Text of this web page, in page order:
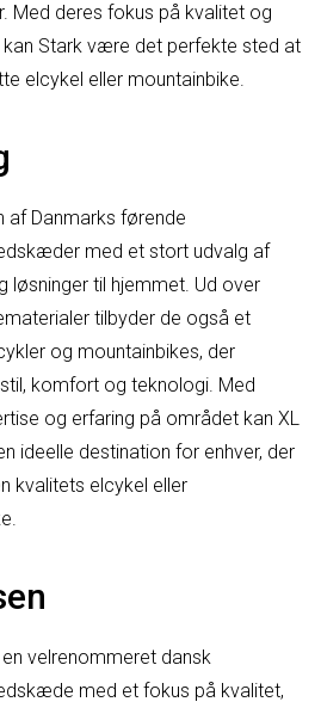
Med deres fokus på kvalitet og
kan Stark være det perfekte sted at
elcykel eller mountainbike.
af Danmarks førende
med et stort udvalg af
løsninger til hjemmet. Ud over
tilbyder de også et
og mountainbikes, der
komfort og teknologi. Med
og erfaring på området kan XL
ideelle destination for enhver, der
kvalitets elcykel eller
en velrenommeret dansk
med et fokus på kvalitet,